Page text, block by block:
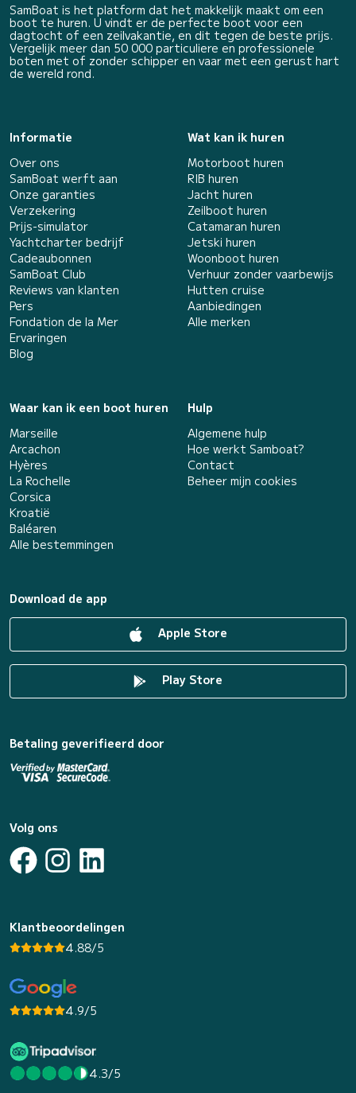
SamBoat is het platform dat het makkelijk maakt om een
boot te huren. U vindt er de perfecte boot voor een
dagtocht of een zeilvakantie, en dit tegen de beste prijs.
Vergelijk meer dan 50 000 particuliere en professionele
boten met of zonder schipper en vaar met een gerust hart
de wereld rond.
Informatie
Over ons
SamBoat werft aan
Onze garanties
Verzekering
Prijs-simulator
Yachtcharter bedrijf
Cadeaubonnen
SamBoat Club
Reviews van klanten
Pers
Fondation de la Mer
Ervaringen
Blog
Wat kan ik huren
Motorboot huren
RIB huren
Jacht huren
Zeilboot huren
Catamaran huren
Jetski huren
Woonboot huren
Verhuur zonder vaarbewijs
Hutten cruise
Aanbiedingen
Alle merken
Waar kan ik een boot huren
Marseille
Arcachon
Hyères
La Rochelle
Corsica
Kroatië
Baléaren
Alle bestemmingen
Hulp
Algemene hulp
Hoe werkt Samboat?
Contact
Beheer mijn cookies
Download de app
Apple Store
Play Store
Betaling geverifieerd door
Volg ons
Klantbeoordelingen
4.88/5
4.9/5
4.3/5